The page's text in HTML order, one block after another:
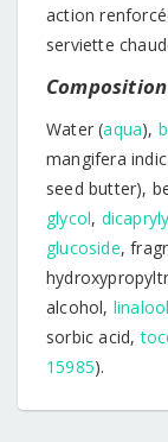
action
serviette
Water (aqua),
mangifera
seed butter),
glycol,
glucoside,
alcohol, linalool
sorbic acid,
15985).